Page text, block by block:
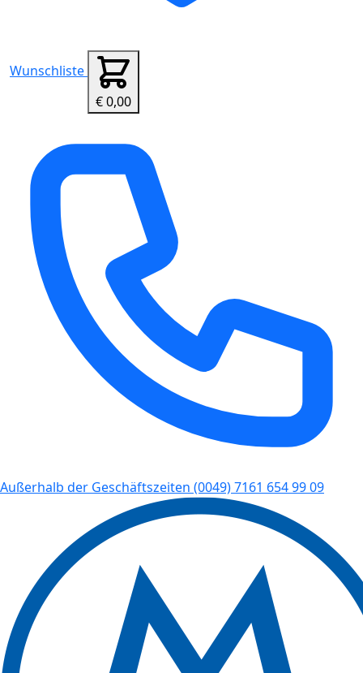
Wunschliste
€ 0,00
Außerhalb der Geschäftszeiten (0049) 7161 654 99 09